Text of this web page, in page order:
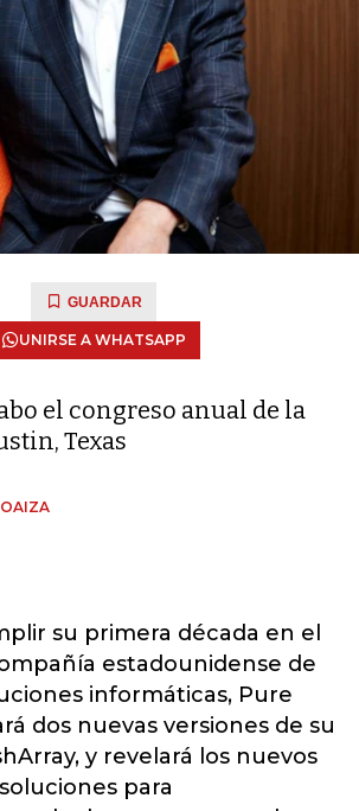
GUARDAR
UNIRSE A WHATSAPP
el congreso anual de la
Texas
su primera década en el
estadounidense de
informáticas, Pure
dos nuevas versiones de su
y revelará los nuevos
para